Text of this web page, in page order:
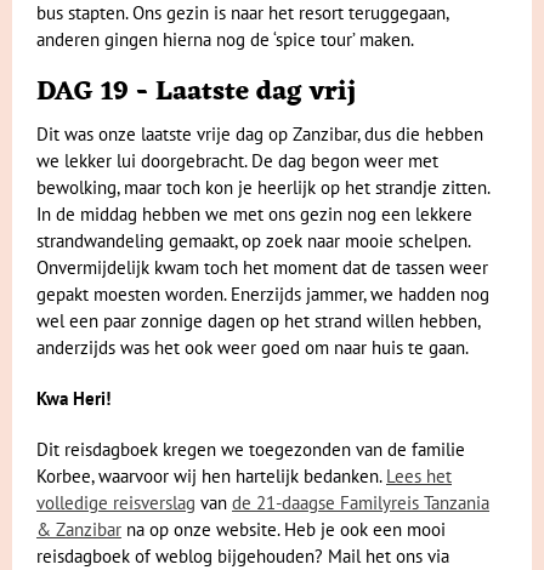
bus stapten. Ons gezin is naar het resort teruggegaan,
anderen gingen hierna nog de ‘spice tour’ maken.
DAG 19 - Laatste dag vrij
Dit was onze laatste vrije dag op Zanzibar, dus die hebben
we lekker lui doorgebracht. De dag begon weer met
bewolking, maar toch kon je heerlijk op het strandje zitten.
In de middag hebben we met ons gezin nog een lekkere
strandwandeling gemaakt, op zoek naar mooie schelpen.
Onvermijdelijk kwam toch het moment dat de tassen weer
gepakt moesten worden. Enerzijds jammer, we hadden nog
wel een paar zonnige dagen op het strand willen hebben,
anderzijds was het ook weer goed om naar huis te gaan.
Kwa Heri!
Dit reisdagboek kregen we toegezonden van de familie
Korbee, waarvoor wij hen hartelijk bedanken. Lees het
volledige reisverslag van de 21-daagse Familyreis Tanzania
& Zanzibar na op onze website. Heb je ook een mooi
reisdagboek of weblog bijgehouden? Mail het ons via